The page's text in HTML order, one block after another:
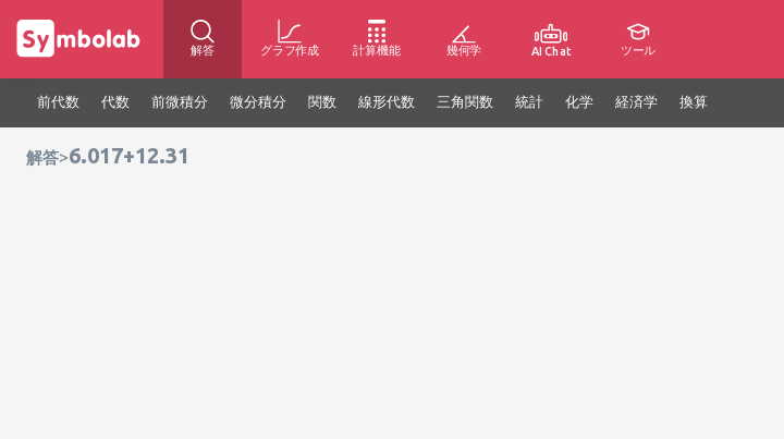
解答 グラフ作成 計算機能 幾何学 AI Chat ツール
前代数 代数 前微積分 微分積分 関数 線形代数 三角関数 統計 化学 経済学 換算
解答>6.017+12.31